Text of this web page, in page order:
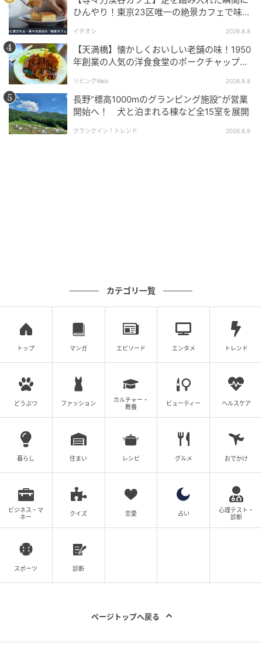
なので、今回はダブルを注文しました。肉汁たっぷり
でジューシー。和牛のうま味をしっかり感じられるハ
ンバーグでした。
Premium和牛ハンバーグ Double（90g×2・180g）
ライス・サラダセット（スープ付き）のサラダとスー
ひんやり！東京23区唯一の絶景カフェで味わ
イチオシ 2026.8.8
【天満橋】懐かしくおいしい老舗の味！1950
年創業の人気の洋食食堂のポークチャップ！
リビングWeb 2026.8.8
長野“標高1000mのグランピング施設”が営業
開始へ！ 犬と泊まれる棟など全15室を展開
クランクイン！トレンド 2026.8.8
カテゴリ一覧
トップ マンガ エピソード エンタメ トレンド
どうぶつ ファッション
カルチャー・
教養
ビューティー ヘルスケア
暮らし 住まい レシピ グルメ おでかけ
ビジネス・マ
ネー
クイズ 恋愛 占い
心理テスト・
診断
スポーツ 診断
ページトップへ戻る